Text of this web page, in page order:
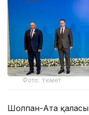
Фото: Үкімет
Шолпан-Ата